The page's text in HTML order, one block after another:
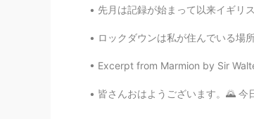
Rina
AR EN
先月は記録が始まって以来イギリスの最も晴れた月だと正式に発
ロックダウンは私が住んでいる場所でより厳しくなっていま
Excerpt from Marmion by Sir
皆さんおはようございます。🌄 今日の朝ごはんです。😋 いつも